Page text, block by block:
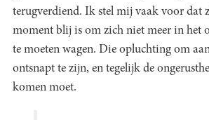
terugverdiend. Ik stel mij vaak voor dat
moment blij is om zich niet meer in het
te moeten wagen. Die opluchting om
ontsnapt te zijn, en tegelijk de
komen moet.